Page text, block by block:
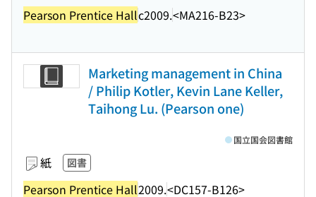
Pearson Prentice Hallc2009.<MA216-B23>
Marketing management in China
/ Philip Kotler, Kevin Lane Keller,
Taihong Lu. (Pearson one)
紙 図書
Pearson Prentice Hall2009.<DC157-B126>
国立国会図書館